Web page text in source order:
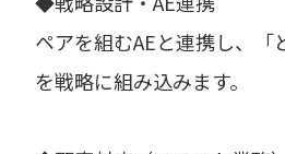
ペアを組むAEと連携し、
を戦略に組み込みます。